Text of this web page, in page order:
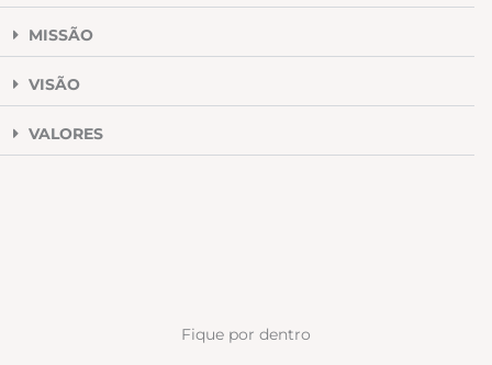
MISSÃO
VISÃO
VALORES
Fique por dentro